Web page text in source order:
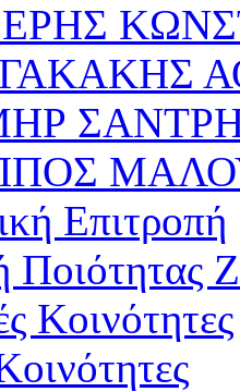
Επιτροπή
Ποιότητας
Κοινότητες